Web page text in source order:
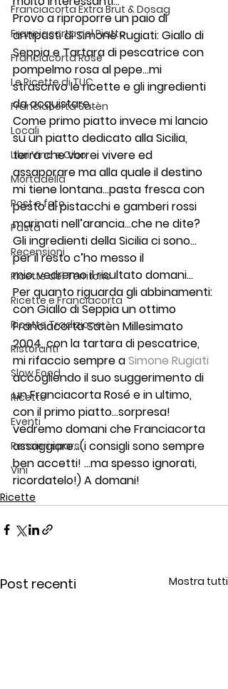
Franciacorta Extra Brut & Dosag
Franciacorta nel Piatto
Franciacorta Rosé
Le Ricette di TUC
Franciacorta Satèn
Locali
Libri Vino e Cibo
Mortadella
Post e foto
Pasta
Recensioni
Ricette del Territorio
Ricette e Franciacorta
Ricette Tradizione
Ristoranti
Slow Food
Ricette
Eventi
Pensieri sparsi
Vini
Provo a riproporre un paio di
antipasti di Simone Rugiati: Giallo di
Seppia e Tartara di pescatrice con
pompelmo rosa al pepe…mi
strascrivo le ricette e gli ingredienti
da acquistare…
Come primo piatto invece mi lancio
su un piatto dedicato alla Sicilia,
terra che vorrei vivere ed
assaporare ma alla quale il destino
mi tiene lontana…pasta fresca con
pesto di pistacchi e gamberi rossi
marinati nell’arancia…che ne dite?
Gli ingredienti della Sicilia ci sono…
per il resto c’ho messo il
mio..vedremo il risultato domani…
Per quanto riguarda gli abbinamenti:
con Giallo di Seppia un ottimo
Franciacorta Satèn Millesimato
2004, con la tartara di pescatrice,
mi rifaccio sempre a Simone Rugiati
accogliendo il suo suggerimento di
un Franciacorta Rosé e in ultimo,
con il primo piatto…sorpresa!
vedremo domani che Franciacorta
assaggiare…(i consigli sono sempre
ben accetti! …ma spesso ignorati,
ricordatelo!) A domani!
Ricette
Post recenti Mostra tutti